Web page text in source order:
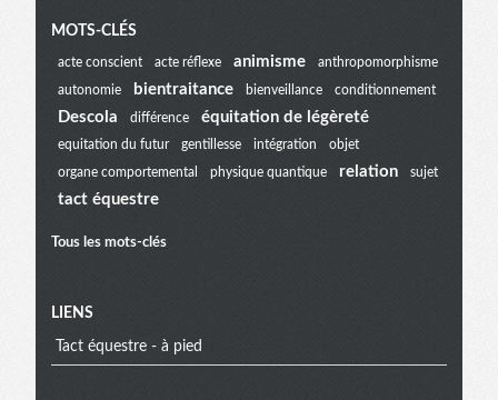
Menu
extra
MOTS-CLÉS
acte conscient acte réflexe animisme anthropomorphisme
autonomie bientraitance bienveillance conditionnement
Descola différence équitation de légèreté
equitation du futur gentillesse intégration objet
organe comportemental physique quantique relation sujet
tact équestre
Tous les mots-clés
LIENS
Tact équestre - à pied